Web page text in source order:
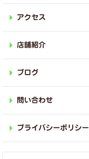
アクセス
店舗紹介
ブログ
問い合わせ
プライバシーポリシー